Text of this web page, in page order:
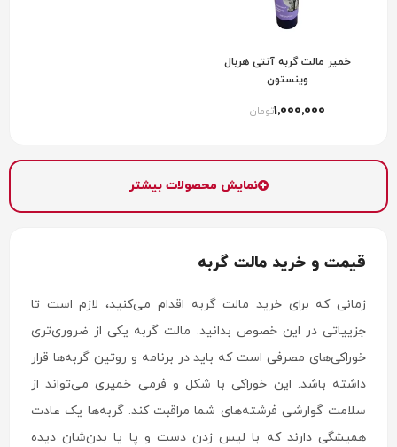
خمیر مالت گربه آنتی هربال
وینستون
1٬000٬000تومان
نمایش محصولات بیشتر
قیمت و خرید مالت گربه
زمانی که برای خرید مالت گربه اقدام می‌کنید، لازم است تا
جزییاتی در این خصوص بدانید. مالت گربه یکی از ضروری‌تری
خوراکی‌های مصرفی است که باید در برنامه و روتین گربه‌ها قرار
داشته باشد. این خوراکی با شکل و فرمی خمیری می‌تواند از
سلامت گوارشی فرشته‌های شما مراقبت کند. گربه‌ها یک عادت
همیشگی دارند که با لیس زدن دست و پا یا بدن‌شان دیده